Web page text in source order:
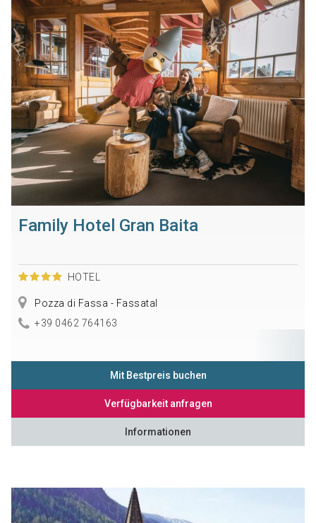
Family Hotel Gran Baita
HOTEL
Pozza di Fassa - Fassatal
+39 0462 764163
Mit Bestpreis buchen
Verfügbarkeit anfragen
Informationen